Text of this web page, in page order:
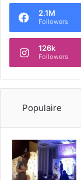
2.1M
Followers
126k
Followers
Populaire